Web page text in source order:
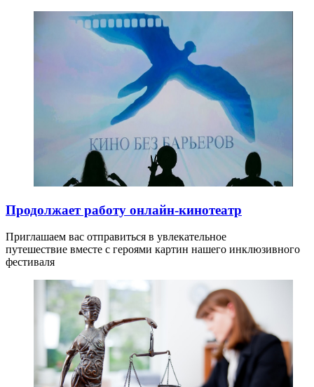
Продолжает работу онлайн-кинотеатр
Приглашаем вас отправиться в увлекательное
путешествие вместе с героями картин нашего инклюзивного
фестиваля